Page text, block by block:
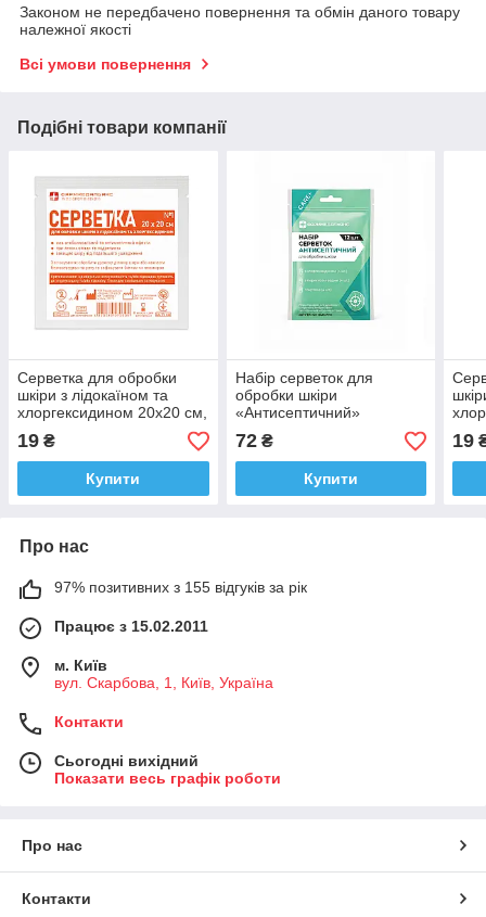
Законом не передбачено повернення та обмін даного товару
належної якості
Всі умови повернення
Подібні товари компанії
Серветка для обробки
шкіри з лідокаїном та
хлоргексидином 20х20 см,
№ 1
19 ₴
Купити
Набір серветок для
обробки шкіри
«Антисептичний»
72₴
Купити
№1
19
Про нас
97% позитивних з 155 відгуків за рік
Працює з 15.02.2011
м. Київ
вул. Скарбова, 1, Київ, Україна
Контакти
Сьогодні вихідний
Показати весь графік роботи
Про нас
Контакти